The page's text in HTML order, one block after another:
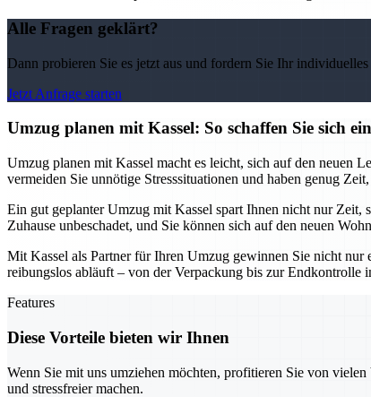
Alle Fragen geklärt?
Dann probieren Sie es jetzt aus und fordern Sie Ihr
Jetzt Anfrage starten
Umzug planen mit Kassel: So schaffen Sie sich
Umzug planen mit Kassel macht es leicht, sich auf den neuen
vermeiden Sie unnötige Stresssituationen und haben genug
Ein gut geplanter Umzug mit Kassel spart Ihnen nicht nur Zeit,
Zuhause unbeschadet, und Sie können sich auf den neuen
Mit Kassel als Partner für Ihren Umzug gewinnen Sie nicht nur
reibungslos abläuft – von der Verpackung bis zur Endkontrolle
Features
Diese Vorteile bieten wir Ihnen
Wenn Sie mit uns umziehen möchten, profitieren Sie von
und stressfreier machen.